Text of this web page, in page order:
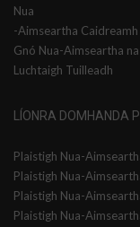
Nua
-Aimseartha
Gnó Nua-Aimseartha
Luchtaigh Tuilleadh
LÍONRA DOMHANDA
Plaistigh Nua-
Plaistigh Nua-
Plaistigh Nua-
Plaistigh Nua-